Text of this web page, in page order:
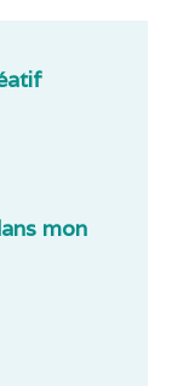
mon